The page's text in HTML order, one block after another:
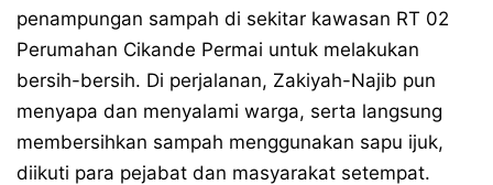
penampungan sampah di sekitar kawasan RT 02
Perumahan Cikande Permai untuk melakukan
bersih-bersih. Di perjalanan, Zakiyah-Najib pun
menyapa dan menyalami warga, serta langsung
membersihkan sampah menggunakan sapu ijuk,
diikuti para pejabat dan masyarakat setempat.